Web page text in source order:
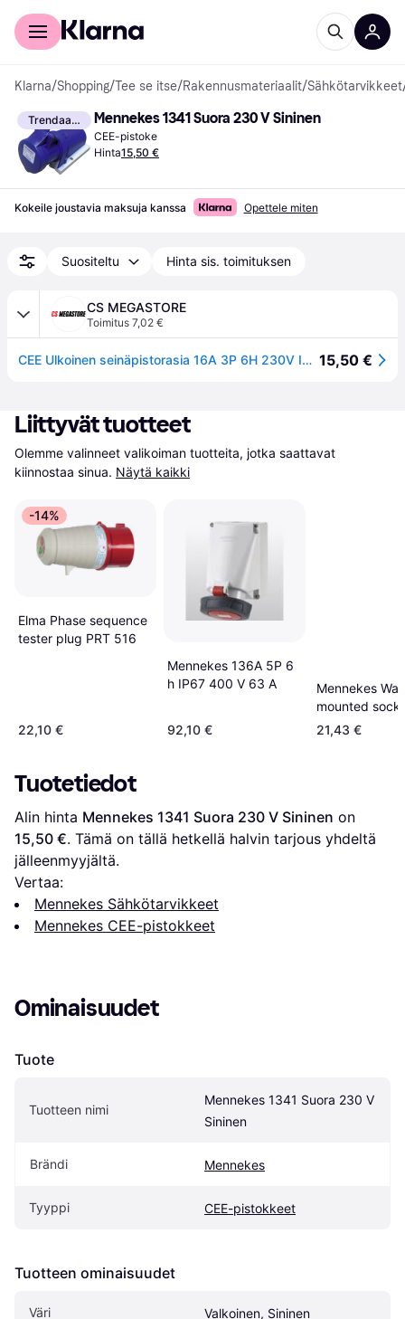
Kuluttajille
Klarna/Shopping/Tee se itse/Rakennusmateriaalit/Sähkötarvikkeet
Trendaava Mennekes 1341 Suora 230 V Sininen
CEE-pistoke
Hinta15,50 €
Kokeile joustavia maksuja kanssa Opettele miten
Suositeltu Hinta sis. toimituksen
CS MEGASTORE
Toimitus 7,02 €
CEE Ulkoinen seinäpistorasia 16A 3P 6H 230V IP44 ruuvitonta laippaa vasten 15,50 €
Liittyvät tuotteet
Olemme valinneet valikoiman tuotteita, jotka saattavat
kiinnostaa sinua. Näytä kaikki
-14%
Elma Phase sequence
tester plug PRT 516
22,10 €
Mennekes 136A 5P 6
h IP67 400 V 63 A
92,10 €
Mennekes Wall
mounted
21,43 €
Tuotetiedot
Alin hinta Mennekes 1341 Suora 230 V Sininen
15,50 €. Tämä on tällä hetkellä halvin tarjous yhdeltä
jälleenmyyjältä.
Vertaa:
Mennekes Sähkötarvikkeet
Mennekes CEE-pistokkeet
Ominaisuudet
Tuote
Tuotteen nimi
Mennekes 1341 Suora 230 V
Sininen
Brändi Mennekes
Tyyppi CEE-pistokkeet
Tuotteen ominaisuudet
Väri Valkoinen, Sininen